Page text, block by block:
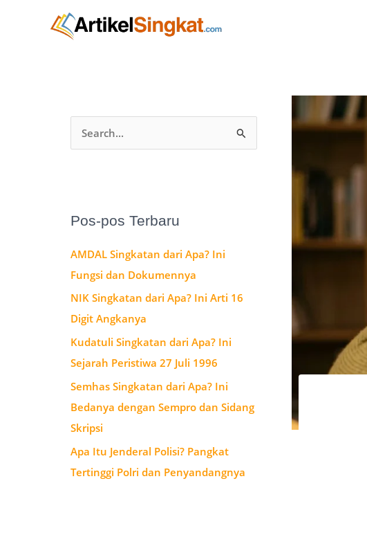
u
t
u
k
:
Pos-pos Terbaru
AMDAL Singkatan dari Apa? Ini
Fungsi dan Dokumennya
NIK Singkatan dari Apa? Ini Arti 16
Digit Angkanya
Kudatuli Singkatan dari Apa? Ini
Sejarah Peristiwa 27 Juli 1996
Semhas Singkatan dari Apa? Ini
Bedanya dengan Sempro dan Sidang
Skripsi
Apa Itu Jenderal Polisi? Pangkat
Tertinggi Polri dan Penyandangnya
A
r